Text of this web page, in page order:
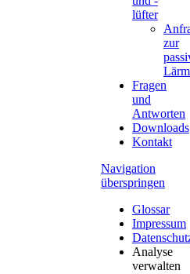
lüfter
zur
Fragen
und
Antworten
Downloads
Kontakt
Navigation
überspringen
Glossar
Impressum
Analyse
verwalten